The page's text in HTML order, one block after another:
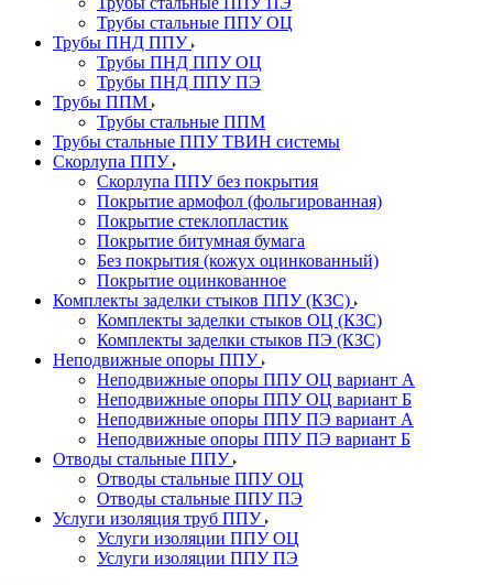
Трубы стальные ППУ ОЦ
Трубы ПНД ППУ
Трубы ПНД ППУ ОЦ
Трубы ПНД ППУ ПЭ
Трубы ППМ
Трубы стальные ППМ
Трубы стальные ППУ ТВИН системы
Скорлупа ППУ
Скорлупа ППУ без покрытия
Покрытие армофол (фольгированная)
Покрытие стеклопластик
Покрытие битумная бумага
Без покрытия (кожух оцинкованный)
Покрытие оцинкованное
Комплекты заделки стыков ППУ (КЗС)
Комплекты заделки стыков ОЦ (КЗС)
Комплекты заделки стыков ПЭ (КЗС)
Неподвижные опоры ППУ
Неподвижные опоры ППУ ОЦ вариант А
Неподвижные опоры ППУ ОЦ вариант Б
Неподвижные опоры ППУ ПЭ вариант А
Неподвижные опоры ППУ ПЭ вариант Б
Отводы стальные ППУ
Отводы стальные ППУ ОЦ
Отводы стальные ППУ ПЭ
Услуги изоляция труб ППУ
Услуги изоляции ППУ ОЦ
Услуги изоляции ППУ ПЭ